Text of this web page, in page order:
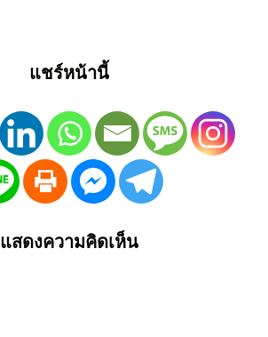
แชร์หน้านี้
แสดงความคิดเห็น